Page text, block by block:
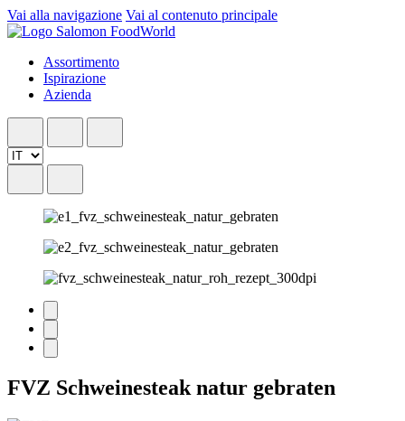
Vai alla navigazione Vai al contenuto principale
Assortimento
Ispirazione
Azienda
FVZ Schweinesteak natur gebraten